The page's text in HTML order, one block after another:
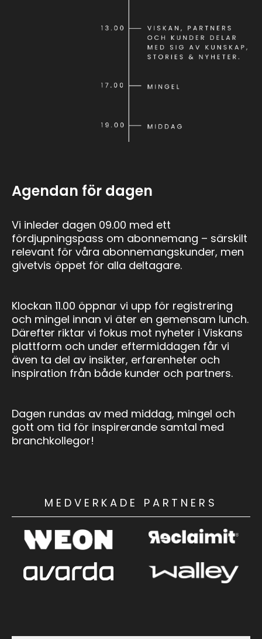
Agendan för dagen
Vi inleder dagen 09.00 med ett
fördjupningspass om abonnemang – särskilt
relevant för våra abonnemangskunder, men
givetvis öppet för alla deltagare.
Klockan 11.00 öppnar vi upp för registrering
och mingel innan vi äter en gemensam lunch.
Därefter riktar vi fokus mot nyheter i Viskans
plattform och under eftermiddagen får vi
även ta del av insikter, erfarenheter och
inspiration från både kunder och partners.
Dagen rundas av med middag, mingel och
gott om tid för inspirerande samtal med
branchkollegor!
MEDVERKADE PARTNERS